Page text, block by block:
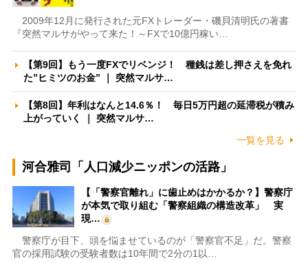
2009年12月に発行された元FXトレーダー・磯貝清明氏の著書
『突然マルサがやって来た！～FXで10億円稼い…
【第9回】もう一度FXでリベンジ！ 種銭は差し押さえを免れ
た”ヒミツのお金” ｜ 突然マルサ…
【第8回】年利はなんと14.6％！ 毎日5万円超の延滞税が積み
上がっていく ｜ 突然マルサ…
一覧を見る
河合雅司「人口減少ニッポンの活路」
【「警察官離れ」に歯止めはかかるか？】警察庁
が本気で取り組む「警察組織の構造改革」 実
現…
警察庁が目下、頭を悩ませているのが「警察官不足」だ。警察
官の採用試験の受験者数は10年間で2分の1以…